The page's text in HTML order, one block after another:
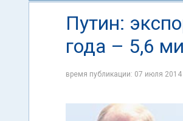
Путин:
года – 5,6
время публикации: 07 июля